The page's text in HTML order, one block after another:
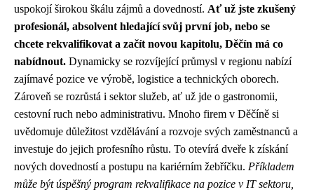
uspokojí širokou škálu zájmů a dovedností. Ať už jste zkušený
profesionál, absolvent hledající svůj první job, nebo se
chcete rekvalifikovat a začít novou kapitolu, Děčín má co
nabídnout. Dynamicky se rozvíjející průmysl v regionu nabízí
zajímavé pozice ve výrobě, logistice a technických oborech.
Zároveň se rozrůstá i sektor služeb, ať už jde o gastronomii,
cestovní ruch nebo administrativu. Mnoho firem v Děčíně si
uvědomuje důležitost vzdělávání a rozvoje svých zaměstnanců a
investuje do jejich profesního růstu. To otevírá dveře k získání
nových dovedností a postupu na kariérním žebříčku. Příkladem
může být úspěšný program rekvalifikace na pozice v IT sektoru,